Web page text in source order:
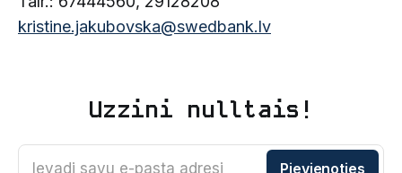
kristine.jakubovska@swedbank.lv
Uzzini nulltais!
Ievadi savu e-pasta adresi Pievienoties